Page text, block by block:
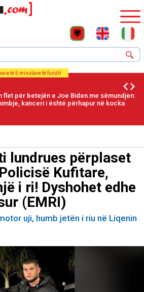
të 5 minutave të fundit
flet për betejën e Joe Biden me sëmundjen:
kanceri i është përhapur në kocka
lundrues përplaset
Kufitare,
i ri! Dyshohet edhe
(EMRI)
uji, humb jetën i riu në Liqenin